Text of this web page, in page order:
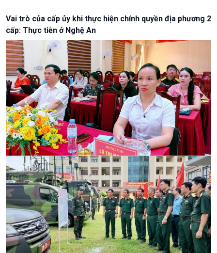
VOV1 đặc biệt
Thanh âm ký sự
Chân dung cuộc sống
Các chương trình đặc biệt
Vai trò của cấp ủy khi thực hiện chính quyền địa phương 2
cấp: Thực tiễn ở Nghệ An